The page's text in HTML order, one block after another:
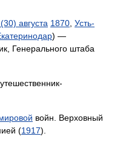
августа 1870 Усть-
) —
Генерального штаба
войн. Верховный
(1917).